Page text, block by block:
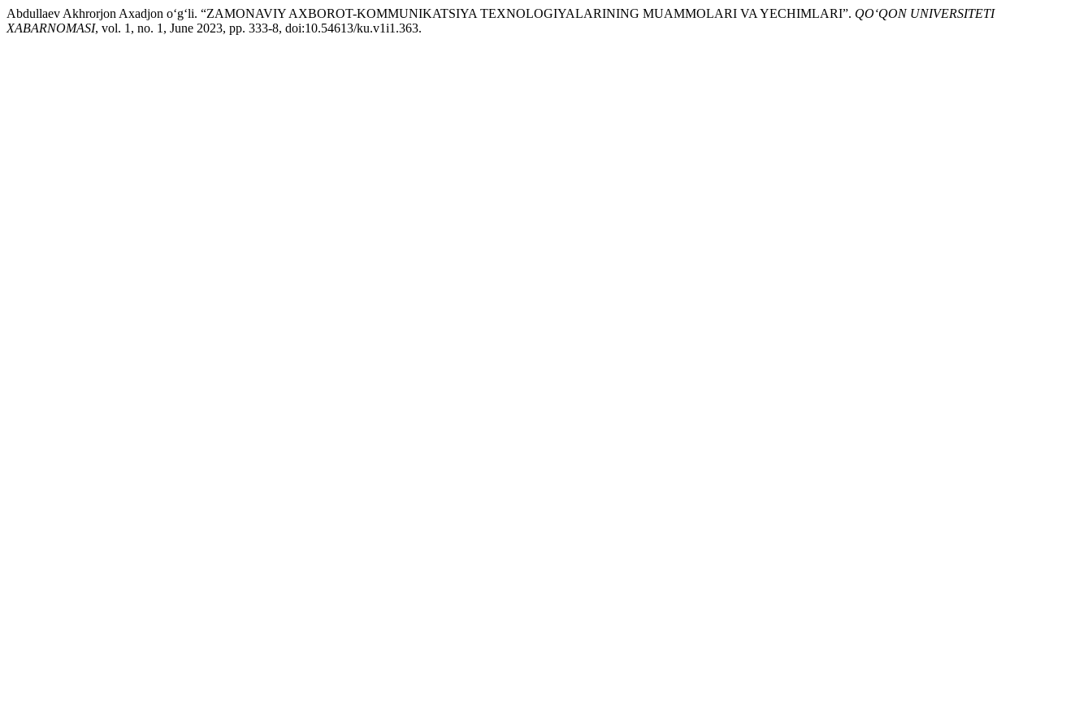
Abdullaev Akhrorjon Axadjon o‘g‘li. “ZAMONAVIY AXBOROT-KOMMUNIKATSIYA TEXNOLOGIYALARINING MUAMMOLARI VA YECHIMLARI”. QO‘QON UNIVERSITETI
XABARNOMASI, vol. 1, no. 1, June 2023, pp. 333-8, doi:10.54613/ku.v1i1.363.